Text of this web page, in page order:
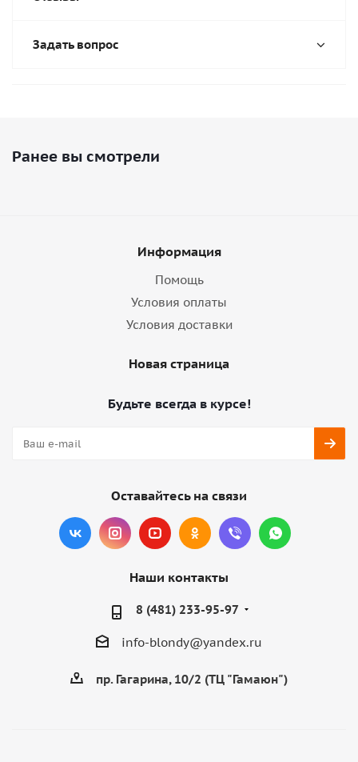
Задать вопрос
Ранее вы смотрели
Информация
Помощь
Условия оплаты
Условия доставки
Новая страница
Будьте всегда в курсе!
Оставайтесь на связи
Наши контакты
8 (481) 233-95-97
info-blondy@yandex.ru
пр. Гагарина, 10/2 (ТЦ "Гамаюн")